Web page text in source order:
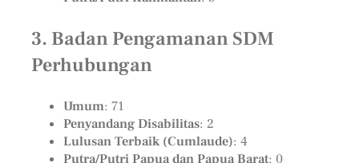
3. Badan Pengamanan SDM
Perhubungan
Umum: 71
Penyandang Disabilitas: 2
Lulusan Terbaik (Cumlaude): 4
Putra/Putri Papua dan Papua Barat: 0